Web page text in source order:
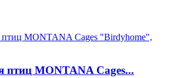
птиц MONTANA Cages...